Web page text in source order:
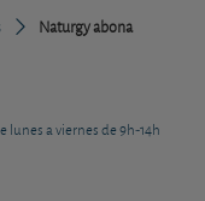
Naturgy abona
lunes a viernes de 9h-14h